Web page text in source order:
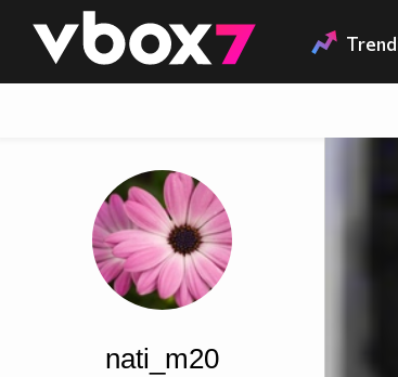
👾
nati_m20